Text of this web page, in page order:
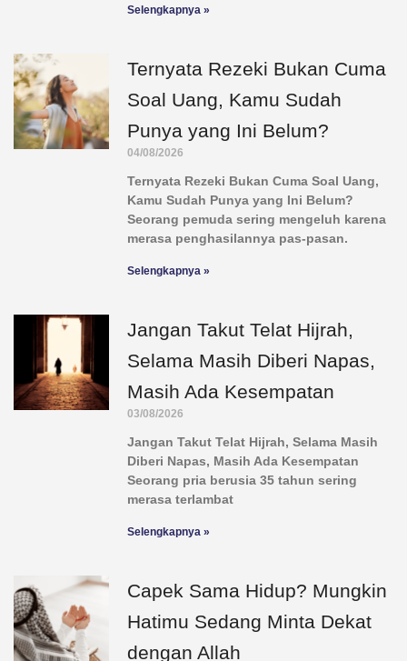
Selengkapnya »
Ternyata Rezeki Bukan Cuma
Soal Uang, Kamu Sudah
Punya yang Ini Belum?
04/08/2026
Ternyata Rezeki Bukan Cuma Soal Uang,
Kamu Sudah Punya yang Ini Belum?
Seorang pemuda sering mengeluh karena
merasa penghasilannya pas-pasan.
Selengkapnya »
Jangan Takut Telat Hijrah,
Selama Masih Diberi Napas,
Masih Ada Kesempatan
03/08/2026
Jangan Takut Telat Hijrah, Selama Masih
Diberi Napas, Masih Ada Kesempatan
Seorang pria berusia 35 tahun sering
merasa terlambat
Selengkapnya »
Capek Sama Hidup? Mungkin
Hatimu Sedang Minta Dekat
dengan Allah